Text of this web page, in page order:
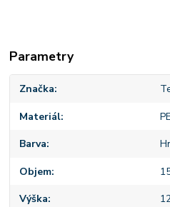
Parametry
Značka
Materiál
Barva
Objem
Výška